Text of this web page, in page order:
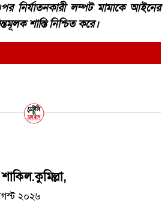
নির্যাতনকারী লম্পট মামাকে আইনের
শাস্তি নিশ্চিত করে।
২০২৬